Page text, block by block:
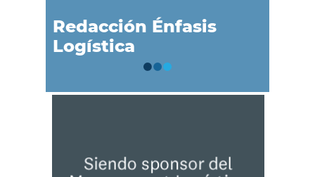
Redacción Énfasis
Logística